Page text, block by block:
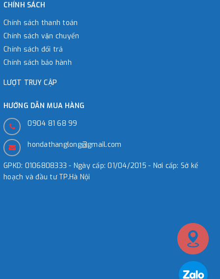
CHÍNH SÁCH
Chính sách thanh toán
Chính sách vận chuyển
Chính sách đổi trả
Chính sách bảo hành
LƯỢT TRUY CẬP
HƯỚNG DẪN MUA HÀNG
0904 81 68 99
hondathanglong@gmail.com
GPKD: 0106808333 - Ngày cấp: 01/04/2015 - Nơi cấp: Sở kế
hoạch và đầu tư TP.Hà Nội